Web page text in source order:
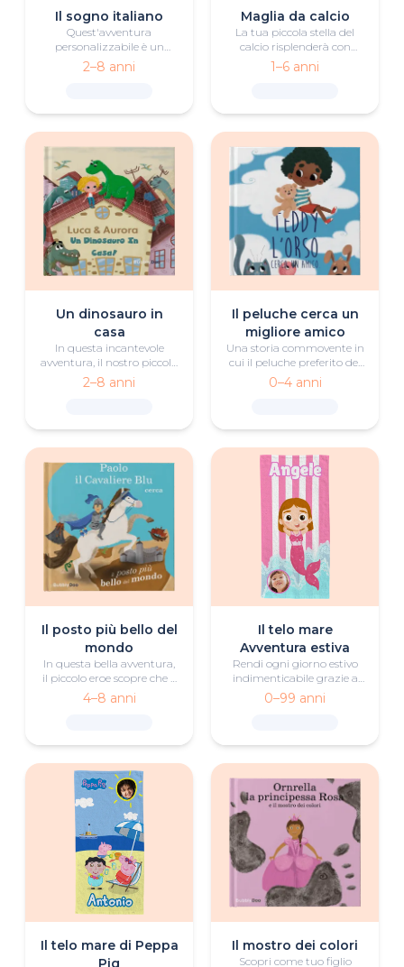
Il sogno italiano
Quest'avventura
personalizzabile è un
sogno che diventa realtà
per chiunque abbia una
2–8 anni
Maglia da calcio
La tua piccola stella del
calcio risplenderà con
questa maglia davvero
speciale, piena di dettagli
1–6 anni
Un dinosauro in
casa
In questa incantevole
avventura, il nostro piccolo
eroe parte per un viaggio
con un amico dinosauro
2–8 anni
Il peluche cerca un
migliore amico
Una storia commovente in
cui il peluche preferito del
piccolo lettore trova un
migliore amico.
0–4 anni
Il posto più bello del
mondo
In questa bella avventura,
il piccolo eroe scopre che il
posto migliore sulla terra è
con la tua famiglia e i suoi
4–8 anni
Il telo mare
Avventura estiva
Rendi ogni giorno estivo
indimenticabile grazie a
questo telo mare
Avventura estiva per il tuo
0–99 anni
Il telo mare di Peppa
Pig
Il mostro dei colori
Scopri come tuo figlio